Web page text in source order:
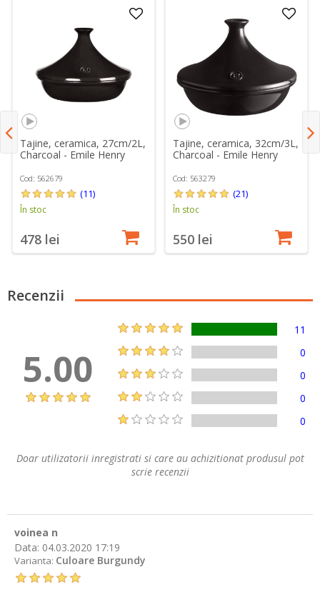
Tajine, ceramica, 27cm/2L,
Charcoal - Emile Henry
Cod: 562679
(11)
În stoc
478 lei
Tajine, ceramica, 32cm/3L,
Charcoal - Emile Henry
Cod: 563279
(21)
În stoc
550 lei
Recenzii
5.00
11
0
0
0
0
Doar utilizatorii inregistrati si care au achizitionat produsul pot
scrie recenzii
voinea n
Data: 04.03.2020 17:19
Varianta: Culoare Burgundy